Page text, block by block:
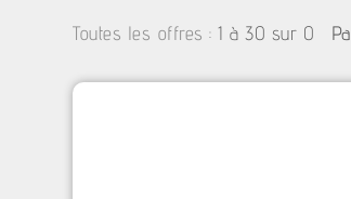
Toutes les offres :1 à 30 sur 0